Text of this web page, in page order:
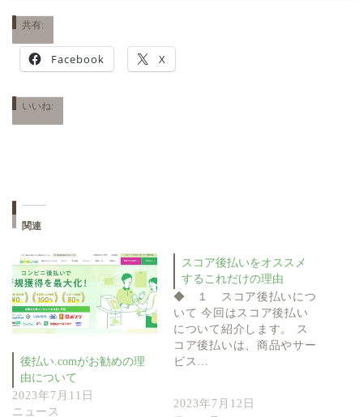
共有:
Facebook X
いいね:
関連
後払い.comがお勧めの理
由について
2023年7月11日
ニュース
スコア後払いをオススメ
するこれだけの理由
◆ １ スコア後払いにつ
いて 今回はスコア後払い
について紹介します。 ス
コア後払いは、商品やサー
ビス…
2023年7月12日